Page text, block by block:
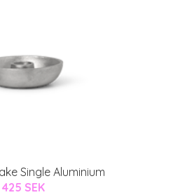
Single Aluminium
425 SEK